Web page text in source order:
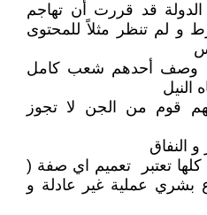
قد قررت أن تهاجم
و لم تنظر مثلاً للمحتوى
وصف أحدهم شعب كامل
النيل
قوم من الجن لا تجوز
النفاق
كلها تعتبر تعميم اي صفة (
بشري عملية غير عادلة و